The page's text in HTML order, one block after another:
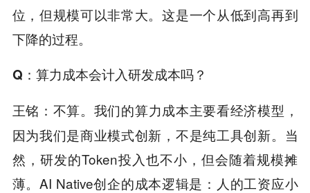
位，但规模可以非常大。这是一个从低到高再到
下降的过程。
Q ：算力成本会计入研发成本吗？
王铭： 不算。我们的算力成本主要看经济模型，
因为我们是商业模式创新，不是纯工具创新。当
然，研发的Token投入也不小，但会随着规模摊
薄。AI Native创企的成本逻辑是：人的工资应小